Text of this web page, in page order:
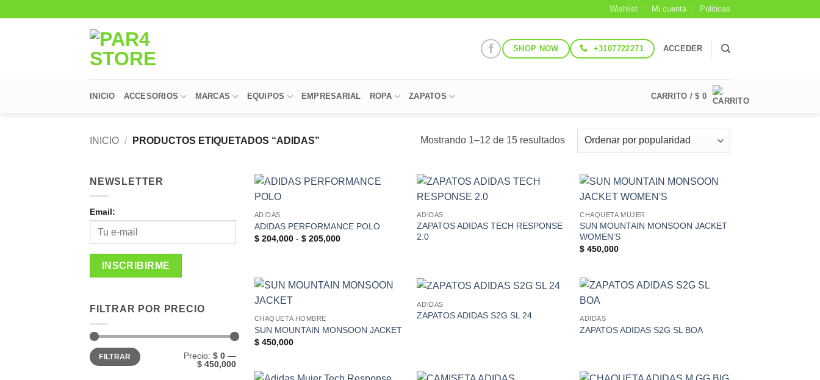
Wishlist Mi cuenta Politicas
SHOP NOW +3107722271 ACCEDER
INICIO ACCESORIOS MARCAS EQUIPOS EMPRESARIAL ROPA ZAPATOS CARRITO /$ 0
INICIO / PRODUCTOS ETIQUETADOS “ADIDAS” Mostrando 1–12 de 15 resultadosOrdenado
por
NEWSLETTER
Email:
FILTRAR POR PRECIO
Precio
mínimo
Precio
máximo
FILTRAR Precio: $ 0 —
$ 450,000
ADIDAS
ADIDAS PERFORMANCE POLO
$204,000 - $205,000Rango
hasta
$ 205,000
ADIDAS
ZAPATOS ADIDAS TECH RESPONSE
2.0
CHAQUETA MUJER
SUN MOUNTAIN MONSOON JACKET
WOMEN’S
$ 450,000
CHAQUETA HOMBRE
SUN MOUNTAIN MONSOON JACKET
$450,000
ADIDAS
ZAPATOS ADIDAS S2G SL 24 ADIDAS
ZAPATOS ADIDAS S2G SL BOA